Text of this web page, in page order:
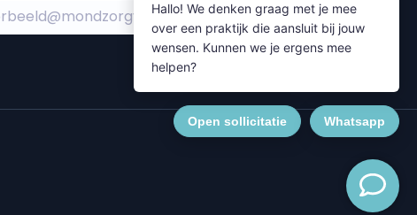
Subscribe